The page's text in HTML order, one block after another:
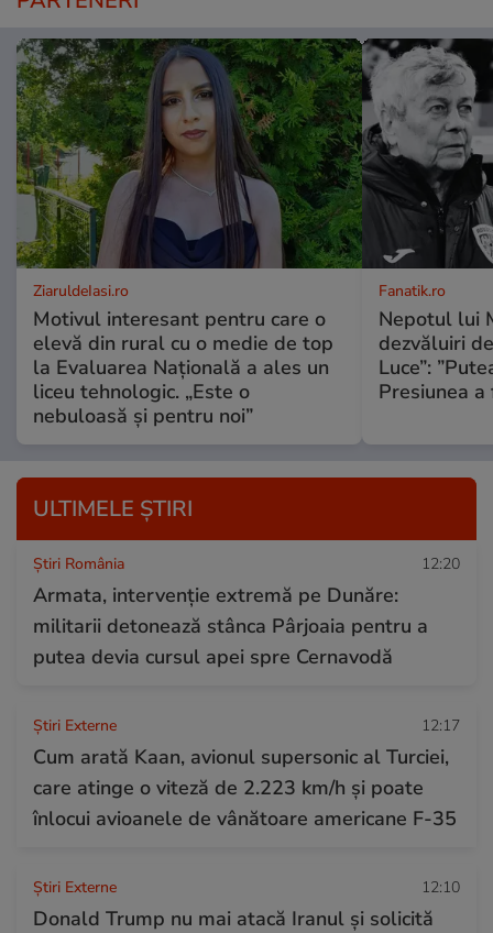
ZiaruldeIasi.ro
Motivul interesant pentru care o
elevă din rural cu o medie de top
la Evaluarea Națională a ales un
liceu tehnologic. „Este o
nebuloasă și pentru noi”
Fanatik.ro
Nepotul lui
dezvăluiri
Luce”:
Presiunea
ULTIMELE ȘTIRI
Știri România 12:20
Armata, intervenție extremă pe Dunăre:
militarii detonează stânca Pârjoaia pentru a
putea devia cursul apei spre Cernavodă
Știri Externe 12:17
Cum arată Kaan, avionul supersonic al Turciei,
care atinge o viteză de 2.223 km/h și poate
înlocui avioanele de vânătoare americane F-35
Știri Externe 12:10
Donald Trump nu mai atacă Iranul și solicită